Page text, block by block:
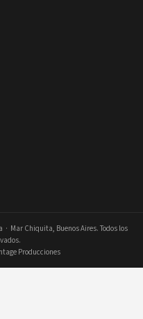
· Mar Chiquita, Buenos Aires. Todos los
Producciones